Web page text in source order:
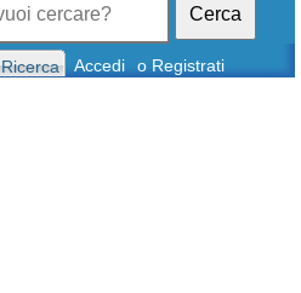
Cerca
Ricerca Accedi o Registrati